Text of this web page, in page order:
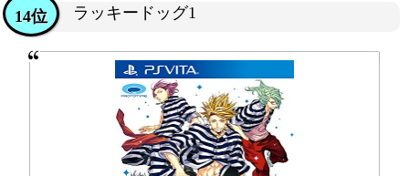
ラッキードッグ1
14位